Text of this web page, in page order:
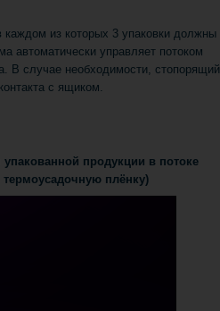
каждом из которых 3 упаковки должны
автоматически управляет потоком
В случае необходимости, стопорящий
с ящиком.
продукции в потоке
плёнку)